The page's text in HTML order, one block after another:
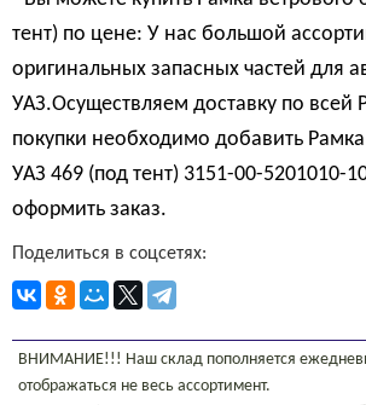
тент) по цене: У нас большой
оригинальных запасных частей для
УАЗ.Осуществляем доставку по всей
покупки необходимо добавить
УАЗ 469 (под тент) 3151-00-5201010-
оформить заказ.
Поделиться в соцсетях:
ВНИМАНИЕ!!! Наш склад пополняется
отображаться не весь ассортимент.